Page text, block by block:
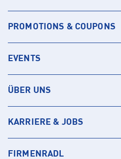
PROMOTIONS & COUPONS
EVENTS
ÜBER UNS
KARRIERE & JOBS
FIRMENRADL